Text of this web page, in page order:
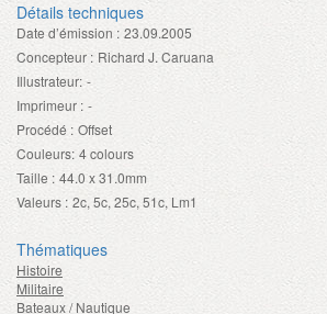
Détails techniques
Date d’émission : 23.09.2005
Concepteur : Richard J. Caruana
Illustrateur: -
Imprimeur : -
Procédé : Offset
Couleurs: 4 colours
Taille : 44.0 x 31.0mm
Valeurs : 2c, 5c, 25c, 51c, Lm1
Thématiques
Histoire
Militaire
Bateaux / Nautique